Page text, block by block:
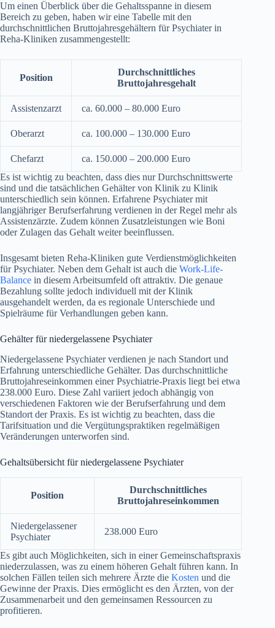
Um einen Überblick über die Gehaltsspanne in diesem
Bereich zu geben, haben wir eine Tabelle mit den
durchschnittlichen Bruttojahresgehältern für Psychiater in
Reha-Kliniken zusammengestellt:
Position
Durchschnittliches
Bruttojahresgehalt
Assistenzarzt ca. 60.000 – 80.000 Euro
Oberarzt ca. 100.000 – 130.000 Euro
Chefarzt
ca. 150.000 – 200.000 Euro
Es ist wichtig zu beachten, dass dies nur Durchschnittswerte
sind und die tatsächlichen Gehälter von Klinik zu Klinik
unterschiedlich sein können. Erfahrene Psychiater mit
langjähriger Berufserfahrung verdienen in der Regel mehr als
Assistenzärzte. Zudem können Zusatzleistungen wie Boni
oder Zulagen das Gehalt weiter beeinflussen.
Insgesamt bieten Reha-Kliniken gute Verdienstmöglichkeiten
für Psychiater. Neben dem Gehalt ist auch die Work-Life-
Balance in diesem Arbeitsumfeld oft attraktiv. Die genaue
Bezahlung sollte jedoch individuell mit der Klinik
ausgehandelt werden, da es regionale Unterschiede und
Spielräume für Verhandlungen geben kann.
Gehälter für niedergelassene Psychiater
Niedergelassene Psychiater verdienen je nach Standort und
Erfahrung unterschiedliche Gehälter. Das durchschnittliche
Bruttojahreseinkommen einer Psychiatrie-Praxis liegt bei etwa
238.000 Euro. Diese Zahl variiert jedoch abhängig von
verschiedenen Faktoren wie der Berufserfahrung und dem
Standort der Praxis. Es ist wichtig zu beachten, dass die
Tarifsituation und die Vergütungspraktiken regelmäßigen
Veränderungen unterworfen sind.
Gehaltsübersicht für niedergelassene Psychiater
Position
Durchschnittliches
Bruttojahreseinkommen
Niedergelassener
Psychiater
238.000 Euro
Es gibt auch Möglichkeiten, sich in einer Gemeinschaftspraxis
niederzulassen, was zu einem höheren Gehalt führen kann. In
solchen Fällen teilen sich mehrere Ärzte die Kosten und die
Gewinne der Praxis. Dies ermöglicht es den Ärzten, von der
Zusammenarbeit und den gemeinsamen Ressourcen zu
profitieren.